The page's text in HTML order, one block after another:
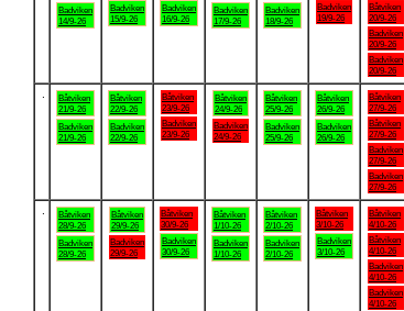
Badviken
14/9-26
Badviken
15/9-26
Badviken
16/9-26
Badviken
17/9-26
Badviken
18/9-26
Badviken
19/9-26
Båtviken
20/9-26
Badviken
20/9-26
Badviken
20/9-26
Båtviken
21/9-26
Badviken
21/9-26
Båtviken
22/9-26
Badviken
22/9-26
Båtviken
23/9-26
Badviken
23/9-26
Båtviken
24/9-26
Badviken
24/9-26
Båtviken
25/9-26
Badviken
25/9-26
Båtviken
26/9-26
Badviken
26/9-26
Båtviken
27/9-26
Båtviken
27/9-26
Badviken
27/9-26
Badviken
27/9-26
Båtviken
28/9-26
Badviken
28/9-26
Båtviken
29/9-26
Badviken
29/9-26
Båtviken
30/9-26
Badviken
30/9-26
Båtviken
1/10-26
Badviken
1/10-26
Båtviken
2/10-26
Badviken
2/10-26
Båtviken
3/10-26
Badviken
3/10-26
Båtviken
4/10-26
Båtviken
4/10-26
Badviken
4/10-26
Badviken
4/10-26